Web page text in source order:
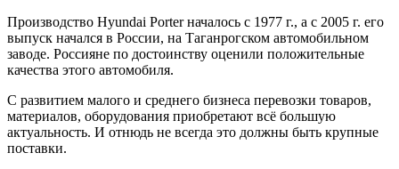
Производство Hyundai Porter началось с 1977 г., а с 2005 г. его
выпуск начался в России, на Таганрогском автомобильном
заводе. Россияне по достоинству оценили положительные
качества этого автомобиля.
С развитием малого и среднего бизнеса перевозки товаров,
материалов, оборудования приобретают всё большую
актуальность. И отнюдь не всегда это должны быть крупные
поставки.